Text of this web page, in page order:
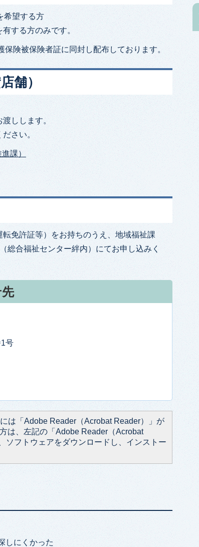
希望する方
する方のみです。
険被保険者証に同封し配布しております。
舗）
しします。
さい。
課）
免許証等）をお持ちのうえ、地域福祉課
総合福祉センター絆内）にてお申し込みく
号
は「Adobe Reader（Acrobat Reader）」が
は、左記の「Adobe Reader（Acrobat
ソフトウェアをダウンロードし、インストー
しにくかった